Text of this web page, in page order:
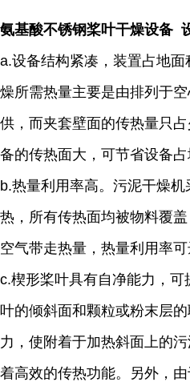
氨基酸不锈钢桨叶干燥设备
a.设备结构紧凑，装置占地
燥所需热量主要是由排列于
供，而夹套壁面的传热量只
备的传热面大，可节省设备占
b.热量利用率高。污泥干燥
热，所有传热面均被物料覆
空气带走热量，热量利用率可
c.楔形桨叶具有自净能力，
叶的倾斜面和颗粒或粉末层
力，使附着于加热斜面上的
着高效的传热功能。另外，